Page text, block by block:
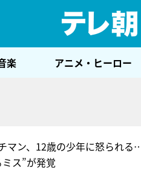
楽 アニメ・ヒーロー
マン、12歳の少年に怒られ
ス”が発覚